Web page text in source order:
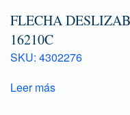
FLECHA
16210C
SKU: 4302276
Leer más